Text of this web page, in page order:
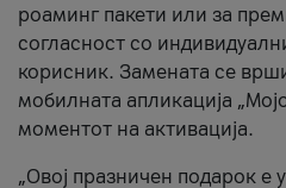
роаминг пакети или за
согласност со
корисник. Замената се
мобилната апликација
моментот на активација.
„Овој празничен подарок е